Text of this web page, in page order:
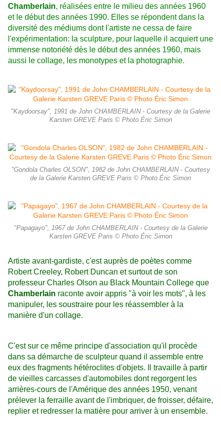
Chamberlain, réalisées entre le milieu des années 1960
et le début des années 1990. Elles se répondent dans la
diversité des médiums dont l'artiste ne cessa de faire
l'expérimentation: la sculpture, pour laquelle il acquiert une
immense notoriété dès le début des années 1960, mais
aussi le collage, les monotypes et la photographie.
"Kaydoorsay", 1991 de John CHAMBERLAIN - Courtesy de la Galerie
Karsten GREVE Paris © Photo Éric Simon
"Gondola Charles OLSON", 1982 de John CHAMBERLAIN - Courtesy
de la Galerie Karsten GREVE Paris © Photo Éric Simon
"Papagayo", 1967 de John CHAMBERLAIN - Courtesy de la Galerie
Karsten GREVE Paris © Photo Éric Simon
Artiste avant-gardiste, c'est auprès de poètes comme
Robert Creeley, Robert Duncan et surtout de son
professeur Charles Olson au Black Mountain College que
Chamberlain raconte avoir appris "à voir les mots", à les
manipuler, les soustraire pour les réassembler à la
manière d'un collage.
C'est sur ce même principe d'association qu'il procède
dans sa démarche de sculpteur quand il assemble entre
eux des fragments hétéroclites d'objets. Il travaille à partir
de vieilles carcasses d'automobiles dont regorgent les
arrières-cours de l'Amérique des années 1950, venant
prélever la ferraille avant de l'imbriquer, de froisser, défaire,
replier et redresser la matière pour arriver à un ensemble.